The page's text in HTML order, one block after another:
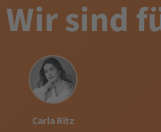
Wir sind
Carla Ritz